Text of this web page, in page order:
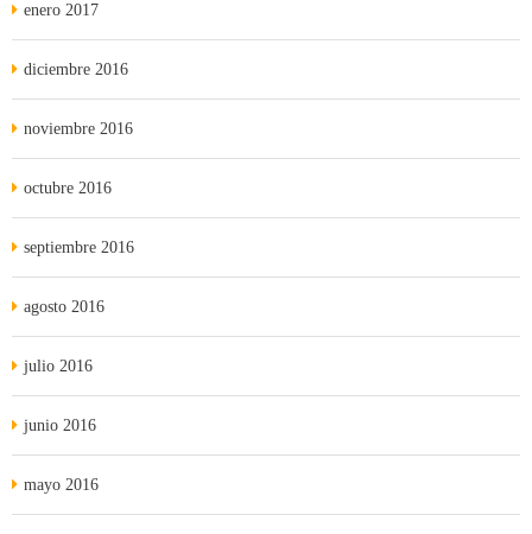
enero 2017
diciembre 2016
noviembre 2016
octubre 2016
septiembre 2016
agosto 2016
julio 2016
junio 2016
mayo 2016